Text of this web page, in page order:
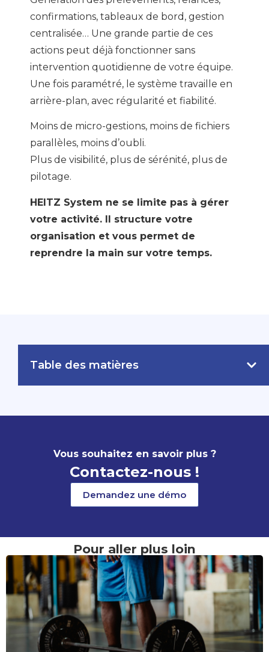
confirmations, tableaux de bord, gestion
centralisée… Une grande partie de ces
actions peut déjà fonctionner sans
intervention quotidienne de votre équipe.
Une fois paramétré, le système travaille en
arrière-plan, avec régularité et fiabilité.
Moins de micro-gestions, moins de fichiers
parallèles, moins d’oubli.
Plus de visibilité, plus de sérénité, plus de
pilotage.
HEITZ System ne se limite pas à gérer
votre activité. Il structure votre
organisation et vous permet de
reprendre la main sur votre temps.
Table des matières
Vous souhaitez en savoir plus ?
Contactez-nous !
Demandez une démo
Pour aller plus loin